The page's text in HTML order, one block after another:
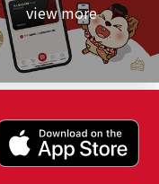
view more